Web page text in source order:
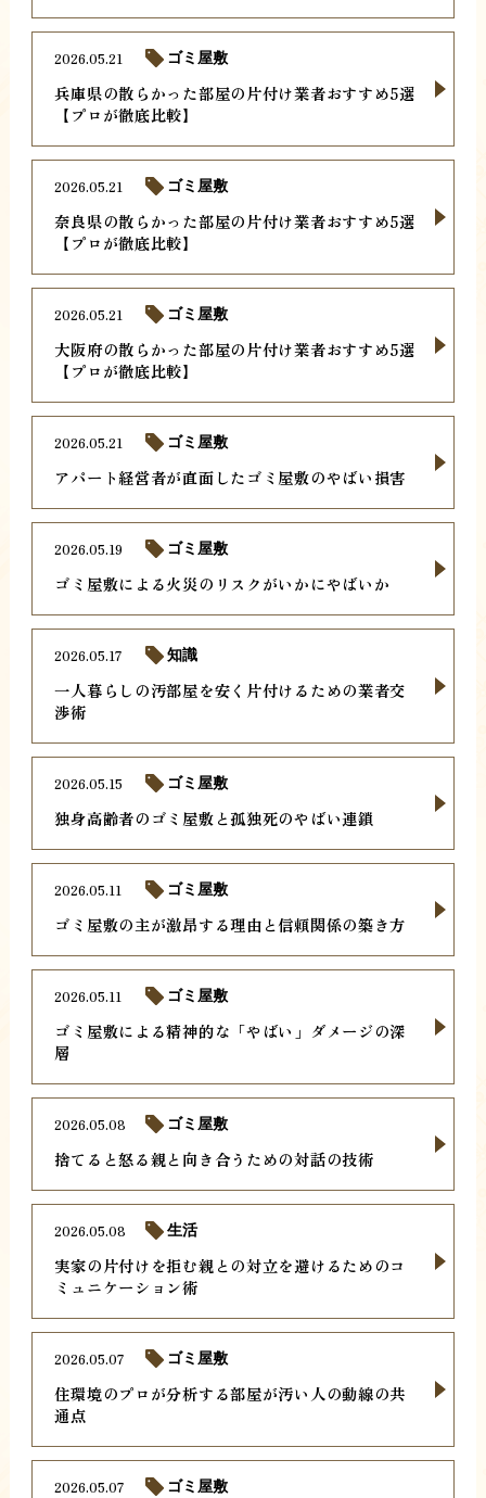
兵庫県の散らかった部屋の片付け業者おすすめ5選
【プロが徹底比較】
2026.05.21 ゴミ屋敷
奈良県の散らかった部屋の片付け業者おすすめ5選
【プロが徹底比較】
2026.05.21 ゴミ屋敷
大阪府の散らかった部屋の片付け業者おすすめ5選
【プロが徹底比較】
2026.05.21 ゴミ屋敷
アパート経営者が直面したゴミ屋敷のやばい損害
2026.05.21 ゴミ屋敷
ゴミ屋敷による火災のリスクがいかにやばいか
2026.05.19 ゴミ屋敷
一人暮らしの汚部屋を安く片付けるための業者交
渉術
2026.05.17 知識
独身高齢者のゴミ屋敷と孤独死のやばい連鎖
2026.05.15 ゴミ屋敷
ゴミ屋敷の主が激昂する理由と信頼関係の築き方
2026.05.11 ゴミ屋敷
ゴミ屋敷による精神的な「やばい」ダメージの深
層
2026.05.11 ゴミ屋敷
捨てると怒る親と向き合うための対話の技術
2026.05.08 ゴミ屋敷
実家の片付けを拒む親との対立を避けるためのコ
ミュニケーション術
2026.05.08 生活
住環境のプロが分析する部屋が汚い人の動線の共
通点
2026.05.07 ゴミ屋敷
2026.05.07 ゴミ屋敷